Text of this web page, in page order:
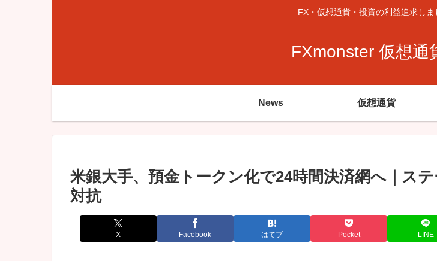
FX・仮想通貨・投資の利益追求し
FXmonster 仮想通
News 仮想通貨
米銀大手、預金トークン化で24時間決済網へ｜ス
対抗
X Facebook はてブ Pocket LINE